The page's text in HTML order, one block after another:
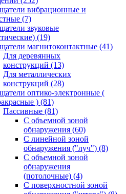
вибрационные и
(7)
звуковые
(19)
магнитоконтактные (41)
Для деревянных
конструкций (13)
Для металлических
конструкций (28)
оптико-электронные (
) (81)
Пассивные (81)
С объемной зоной
обнаружения (60)
С линейной зоной
обнаружения ("луч") (8)
С объемной зоной
обнаружения
(потолочные) (4)
С поверхностной зоной